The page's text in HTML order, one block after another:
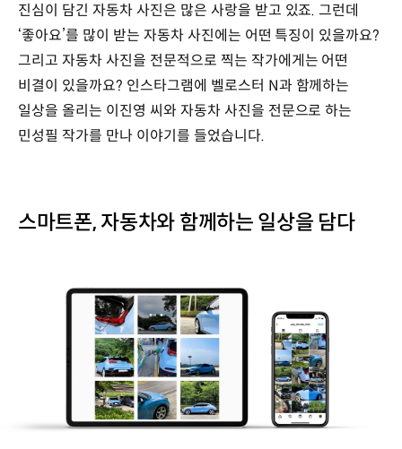
진심이 담긴 자동차 사진은 많은 사랑을 받고 있죠. 그런데
‘좋아요’를 많이 받는 자동차 사진에는 어떤 특징이 있을까요?
그리고 자동차 사진을 전문적으로 찍는 작가에게는 어떤
비결이 있을까요? 인스타그램에 벨로스터 N과 함께하는
일상을 올리는 이진영 씨와 자동차 사진을 전문으로 하는
민성필 작가를 만나 이야기를 들었습니다.
스마트폰, 자동차와 함께하는 일상을 담다